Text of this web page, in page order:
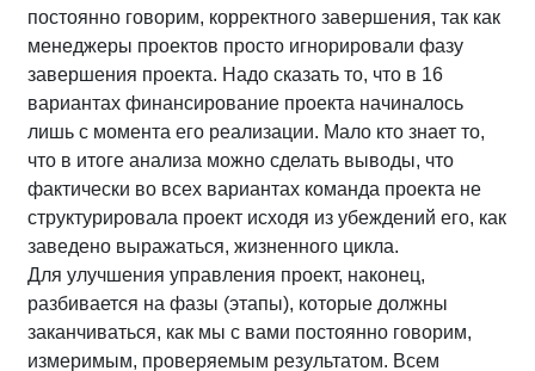
постоянно говорим, корректного завершения, так как
менеджеры проектов просто игнорировали фазу
завершения проекта. Надо сказать то, что в 16
вариантах финансирование проекта начиналось
лишь с момента его реализации. Мало кто знает то,
что в итоге анализа можно сделать выводы, что
фактически во всех вариантах команда проекта не
структурировала проект исходя из убеждений его, как
заведено выражаться, жизненного цикла.
Для улучшения управления проект, наконец,
разбивается на фазы (этапы), которые должны
заканчиваться, как мы с вами постоянно говорим,
измеримым, проверяемым результатом. Всем